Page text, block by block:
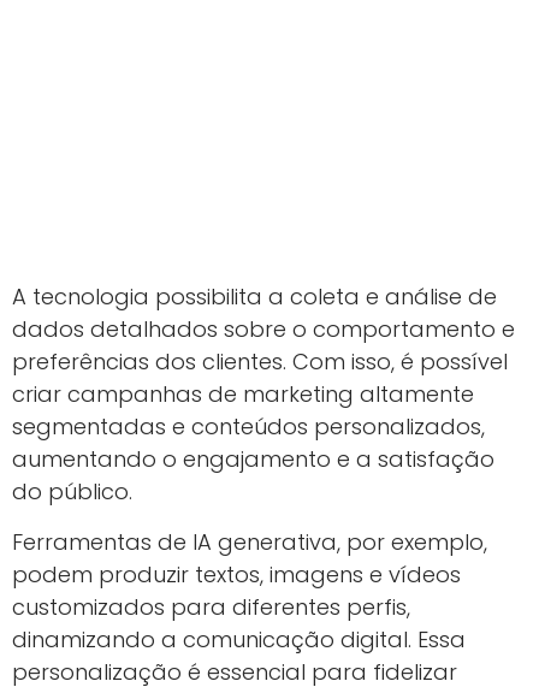
A tecnologia possibilita a coleta e análise de
dados detalhados sobre o comportamento e
preferências dos clientes. Com isso, é possível
criar campanhas de marketing altamente
segmentadas e conteúdos personalizados,
aumentando o engajamento e a satisfação
do público.
Ferramentas de IA generativa, por exemplo,
podem produzir textos, imagens e vídeos
customizados para diferentes perfis,
dinamizando a comunicação digital. Essa
personalização é essencial para fidelizar